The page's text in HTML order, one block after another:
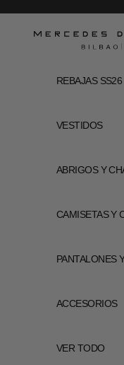
Mercedes de Miguel
REBAJAS SS26
VESTIDOS
ABRIGOS Y
CAMISETAS Y
PANTALONES
ACCESORIOS
VER TODO